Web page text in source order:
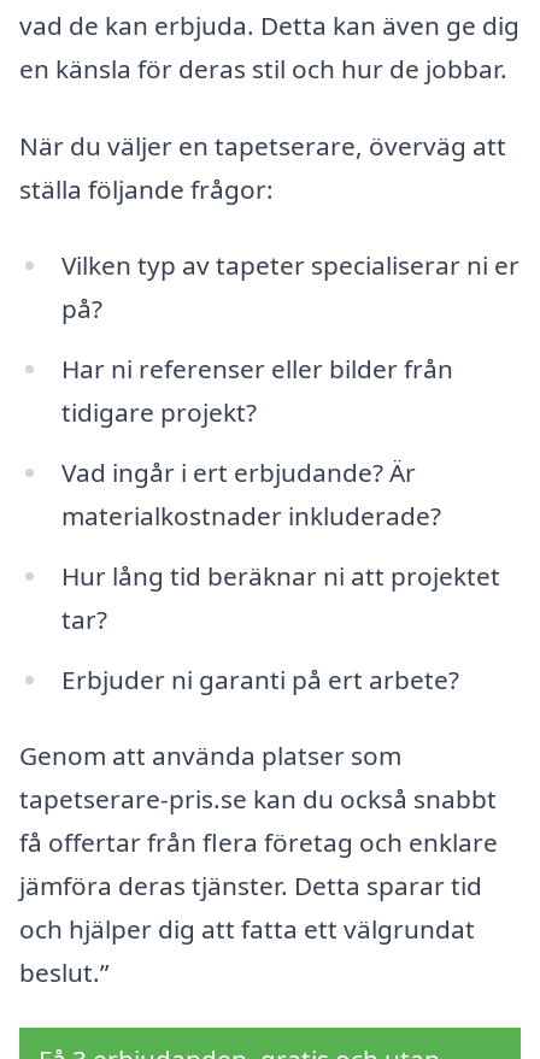
vad de kan erbjuda. Detta kan även ge dig
en känsla för deras stil och hur de jobbar.
När du väljer en tapetserare, överväg att
ställa följande frågor:
Vilken typ av tapeter specialiserar ni er
på?
Har ni referenser eller bilder från
tidigare projekt?
Vad ingår i ert erbjudande? Är
materialkostnader inkluderade?
Hur lång tid beräknar ni att projektet
tar?
Erbjuder ni garanti på ert arbete?
Genom att använda platser som
tapetserare-pris.se kan du också snabbt
få offertar från flera företag och enklare
jämföra deras tjänster. Detta sparar tid
och hjälper dig att fatta ett välgrundat
beslut.”